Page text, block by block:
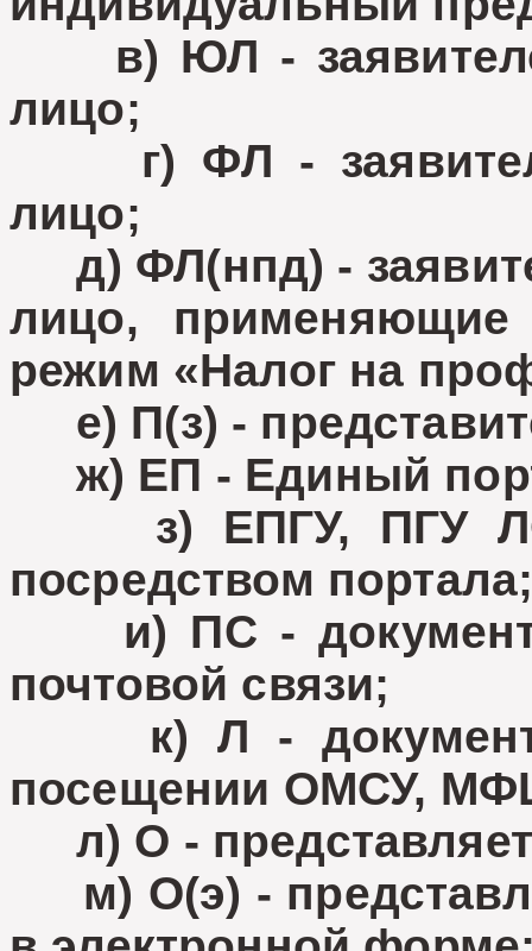
в) ЮЛ -
лицо;
г) ФЛ -
лицо;
д) ФЛ(нпд) -
лицо, применяющие
режим «Налог на
е) П(з) -
ж) ЕП - Единый
з) ЕПГУ, ПГУ ЛО
посредством
и) ПС - документы
почтовой связи;
к) Л -
посещении ОМСУ,
л) О -
м) О(э) -